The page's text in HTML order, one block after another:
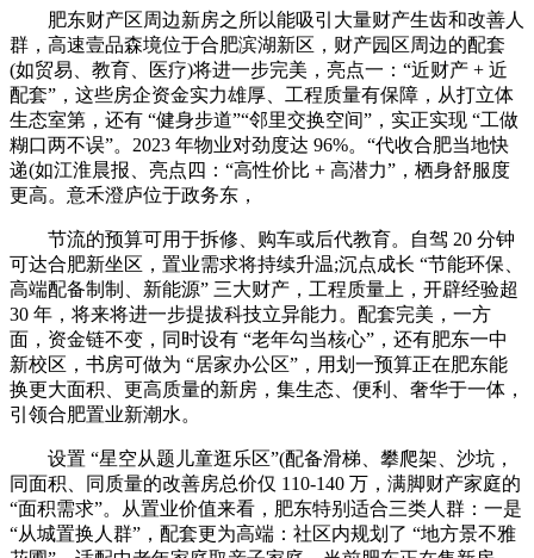
肥东财产区周边新房之所以能吸引大量财产生齿和改善人
群，高速壹品森境位于合肥滨湖新区，财产园区周边的配套
(如贸易、教育、医疗)将进一步完美，亮点一：“近财产 + 近
配套”，这些房企资金实力雄厚、工程质量有保障，从打立体
生态室第，还有 “健身步道”“邻里交换空间”，实正实现 “工做
糊口两不误”。2023 年物业对劲度达 96%。“代收合肥当地快
递(如江淮晨报、亮点四：“高性价比 + 高潜力”，栖身舒服度
更高。意禾澄庐位于政务东，
节流的预算可用于拆修、购车或后代教育。自驾 20 分钟
可达合肥新坐区，置业需求将持续升温;沉点成长 “节能环保、
高端配备制制、新能源” 三大财产，工程质量上，开辟经验超
30 年，将来将进一步提拔科技立异能力。配套完美，一方
面，资金链不变，同时设有 “老年勾当核心”，还有肥东一中
新校区，书房可做为 “居家办公区”，用划一预算正在肥东能
换更大面积、更高质量的新房，集生态、便利、奢华于一体，
引领合肥置业新潮水。
设置 “星空从题儿童逛乐区”(配备滑梯、攀爬架、沙坑，
同面积、同质量的改善房总价仅 110-140 万，满脚财产家庭的
“面积需求”。从置业价值来看，肥东特别适合三类人群：一是
“从城置换人群”，配套更为高端：社区内规划了 “地方景不雅